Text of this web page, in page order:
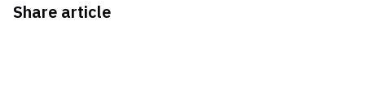
Share article